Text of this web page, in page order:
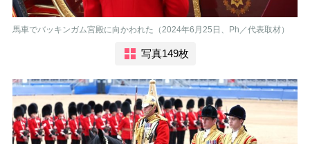
馬車でバッキンガム宮殿に向かわれた（2024年6月25日、Ph／代表取材）
写真149枚